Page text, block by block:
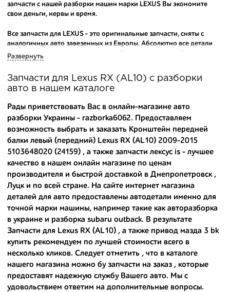
запчасти с нашей разборки машин марки LEXUS Вы экономите
свои деньги, нервы и время.
Все запчасти для LEXUS - это оригинальные запчасти, сняты с
аналогичных авто завезенных из Европы. Абсолютно все детали
исправны и находятся в состоянии близком к новому. Каждая
производителя.
Вашему вниманию предлагаем широкий ассортимент
автозапчастей для
Lexus RX (AL10) 2009-2015
популярных марок. Мы продаем оригинальные и
высококачественные запчасти, отказываясь от контрафактных
аналогов.
Многие наши оптовые клиенты рекомендуют именно нашу
разборку как надежного и проверенного продавца. Если вам
требуется приобрести оптовую партию деталей для японских
автомобилей, то консультанты нашего интернет-магазина
подберут вам товар и укомплектуют партию. Также мы поможем с
правильным выбором по каталогу автозапчастей.
Купить комплектующие для авто с разборки – хорошее решение.
Ведь наши запчасти:
- доступные по цене;
- сняты только с автомобилей, которые ездили по превосходным
европейским и японским дорогам;
Развернуть
Запчасти для Lexus RX (AL10) с разборки
авто в нашем каталоге
Рады приветствовать Вас в онлайн-магазине авто
разборки Украины - razborka6062. Предоставляем
возможность выбрать и заказать Кронштейн передней
балки левый (передний) Lexus RX (AL10) 2009-2015
5103648020 (24159) , а также запчасти лексус is - лучшее
качество в нашем онлайн магазине по ценам
производителя и быстрой доставкой в Днепропетровск ,
Луцк и по всей стране. На сайте интернет магазина
деталей для авто предоставлены автодетали именно для
точной марки машины, например такие какавторазборка
в украине и разборка subaru outback. В результате
Запчасти для Lexus RX (AL10) , а также привод мазда 3 bk
купить рекомендуем по лучшей стоимости всего в
несколько кликов. Следует отметить , что в каталоге
нашего магазина можно бу запчасти на заказ , которые
предоставят надежную службу Вашего авто. Мы с
удовольствием ответим на дополнительные вопросы.